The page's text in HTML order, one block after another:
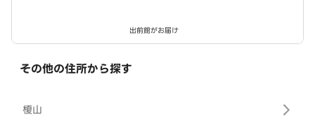
出前館がお届け
その他の住所から探す
榎山